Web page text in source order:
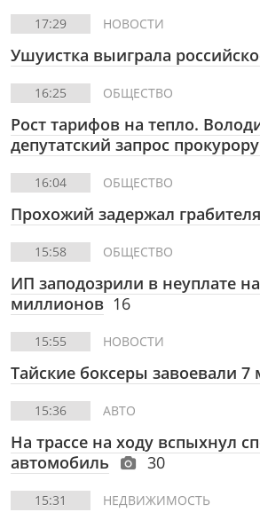
17:29 НОВОСТИ
Ушуистка выиграла
16:25 ОБЩЕСТВО
Рост тарифов на тепло.
депутатский запрос
16:04 ОБЩЕСТВО
Прохожий задержал
15:58 ОБЩЕСТВО
ИП заподозрили в неуплате
миллионов 16
15:55 НОВОСТИ
Тайские боксеры завоевали 7
15:36 АВТО
На трассе на ходу вспыхнул
автомобиль
30
15:31 НЕДВИЖИМОСТЬ